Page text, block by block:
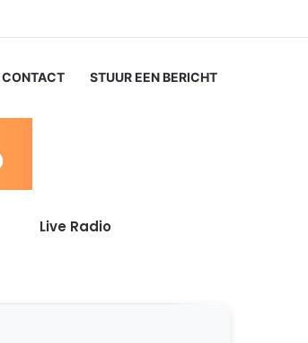
CONTACT STUUR EEN BERICHT
Live Radio